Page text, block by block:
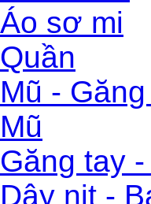
Áo sơ mi
Quần
Mũ -
Mũ
Găng tay
Dây nịt -